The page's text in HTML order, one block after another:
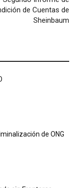
de Cuentas de
Sheinbaum
de ONG